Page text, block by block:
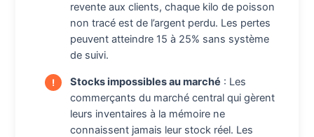
revente aux clients, chaque kilo de poisson
non tracé est de l’argent perdu. Les pertes
peuvent atteindre 15 à 25% sans système
de suivi.
Stocks impossibles au marché : Les
commerçants du marché central qui gèrent
leurs inventaires à la mémoire ne
connaissent jamais leur stock réel. Les